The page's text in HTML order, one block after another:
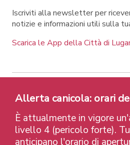
Iscriviti alla newsletter per
notizie e informazioni utili sulla
Scarica le App della Città di
Contatti Link Note legali
Label e riconoscimenti
Credits
© 2026 Città di Lugano
Allerta canicola: orari
È attualmente in vigore
livello 4 (pericolo forte).
anticipano l'orario di